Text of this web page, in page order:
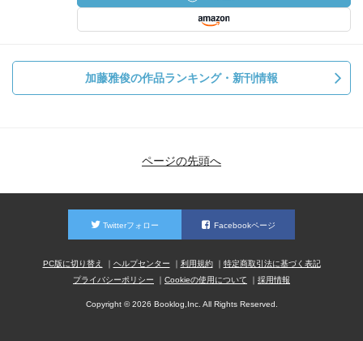
加藤雅俊の作品ランキング・新刊情報
ページの先頭へ
Twitterフォロー Facebookページ
PC版に切り替え ヘルプセンター 利用規約
特定商取引法に基づく表記
プライバシーポリシー
Cookieの使用について 採用情報
Copyright © 2026 Booklog,Inc. All Rights Reserved.